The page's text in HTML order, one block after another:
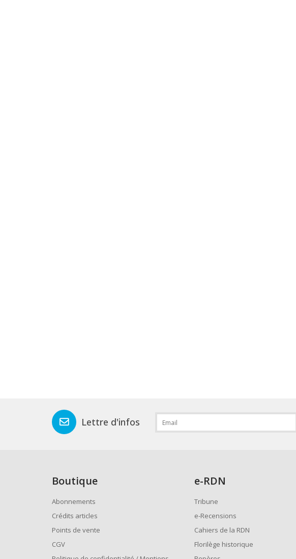
Lettre d'infos
Boutique
Abonnements
Crédits articles
Points de vente
CGV
e-RDN
Tribune
e-Recensions
Cahiers de la RDN
Florilège historique